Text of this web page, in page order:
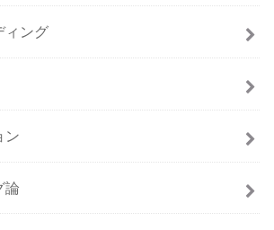
ィング
ン
論